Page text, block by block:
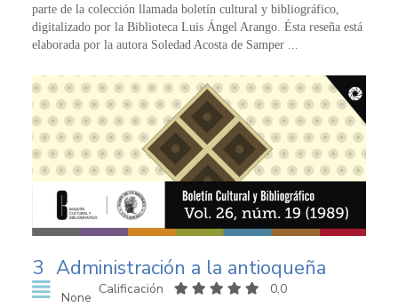
parte de la colección llamada boletín cultural y bibliográfico,
digitalizado por la Biblioteca Luis Ángel Arango. Ésta reseña está
elaborada por la autora Soledad Acosta de Samper ...
3 Administración a la antioqueña
None
Calificación 0,0